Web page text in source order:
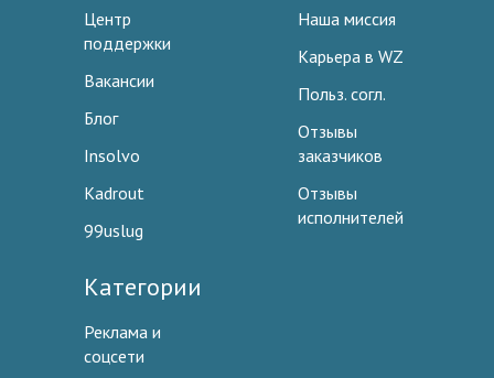
Центр
поддержки
Вакансии
Блог
Insolvo
Kadrout
99uslug
Наша миссия
Карьера в WZ
Польз. согл.
Отзывы
заказчиков
Отзывы
исполнителей
Категории
Реклама и
соцсети